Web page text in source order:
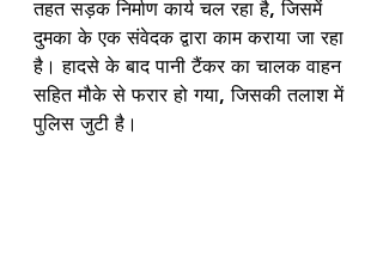
तहत सड़क निर्माण कार्य चल रहा है, जिसमें
दुमका के एक संवेदक द्वारा काम कराया जा रहा
है। हादसे के बाद पानी टैंकर का चालक वाहन
सहित मौके से फरार हो गया, जिसकी तलाश में
पुलिस जुटी है।